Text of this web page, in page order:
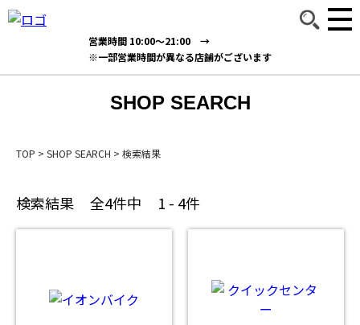
営業時間 10:00～21:00 →
※一部営業時間が異なる店舗がございます
SHOP SEARCH
TOP > SHOP SEARCH > 検索結果
検索結果 全4件中 1 - 4件